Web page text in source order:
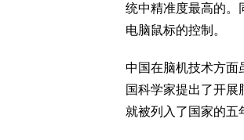
统中精准度最高的。
电脑鼠标的控制。
中国在脑机技术方面
国科学家提出了开
就被列入了国家的五